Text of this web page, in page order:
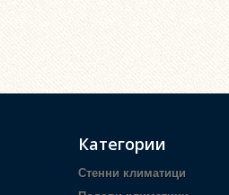
Категории
Стенни климатици